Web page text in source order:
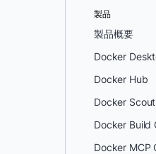
製品
製品概要
Docker
Docker Hub
Docker Scout
Docker Build
Docker MCP